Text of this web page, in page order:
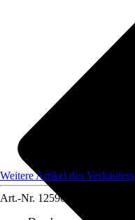
Weitere Artikel des Verkäufers
Art.-Nr. 12590950